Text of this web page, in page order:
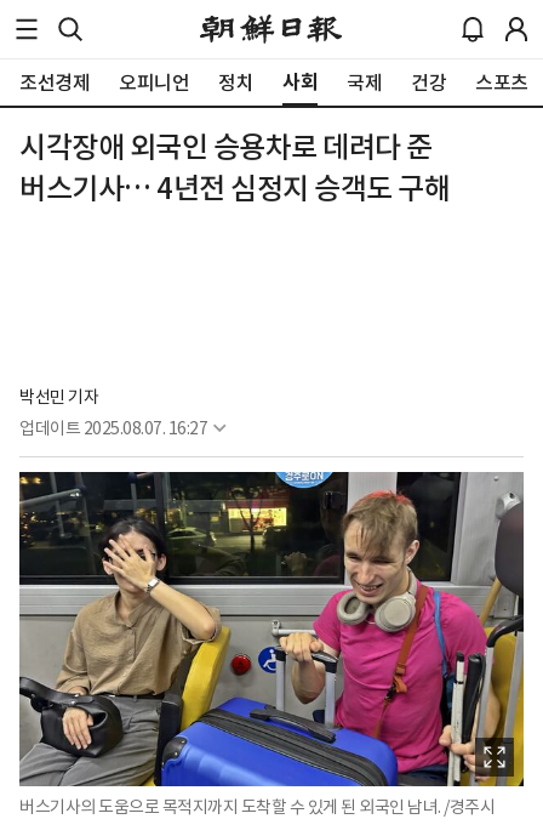
조선경제 오피니언 정치 사회 국제 건강 스포츠
시각장애 외국인 승용차로 데려다 준
버스기사… 4년전 심정지 승객도 구해
박선민 기자
업데이트 2025.08.07. 16:27
버스기사의 도움으로 목적지까지 도착할 수 있게 된 외국인 남녀. /경주시